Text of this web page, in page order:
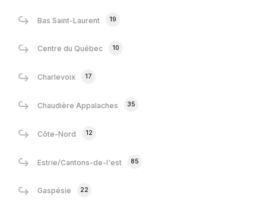
Bas Saint-Laurent 19
Centre du Québec 10
Charlevoix 17
Chaudière Appalaches 35
Côte-Nord 12
Estrie/Cantons-de-l'est 85
Gaspésie 22